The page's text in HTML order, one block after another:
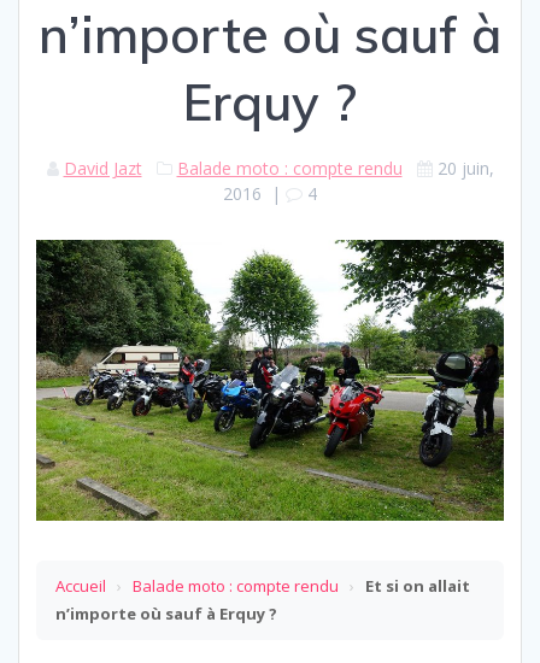
n’importe où sauf à
Erquy ?
David Jazt Balade moto : compte rendu
20 juin,
2016 | 4
Accueil › Balade moto : compte rendu ›
Et si on allait
n’importe où sauf à Erquy ?